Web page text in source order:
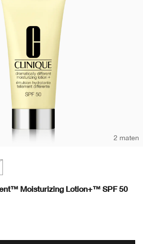
2 maten
Moisturizing Lotion+™ SPF 50